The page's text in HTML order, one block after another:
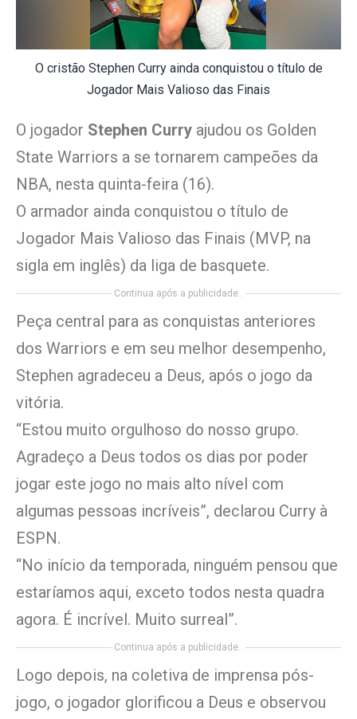
O cristão Stephen Curry ainda conquistou o título de
Jogador Mais Valioso das Finais
O jogador Stephen Curry ajudou os Golden
State Warriors a se tornarem campeões da
NBA, nesta quinta-feira (16).
O armador ainda conquistou o título de
Jogador Mais Valioso das Finais (MVP, na
sigla em inglês) da liga de basquete.
Continua após a publicidade..
Peça central para as conquistas anteriores
dos Warriors e em seu melhor desempenho,
Stephen agradeceu a Deus, após o jogo da
vitória.
“Estou muito orgulhoso do nosso grupo.
Agradeço a Deus todos os dias por poder
jogar este jogo no mais alto nível com
algumas pessoas incríveis”, declarou Curry à
ESPN.
“No início da temporada, ninguém pensou que
estaríamos aqui, exceto todos nesta quadra
agora. É incrível. Muito surreal”.
Continua após a publicidade..
Logo depois, na coletiva de imprensa pós-
jogo, o jogador glorificou a Deus e observou